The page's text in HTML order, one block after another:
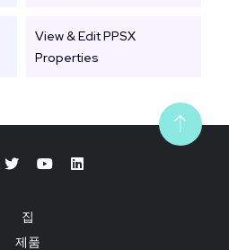
View & Edit PPSX
Properties
집
제품